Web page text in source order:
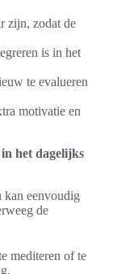
zijn, zodat de
is in het
te evalueren
motivatie en
het dagelijks
kan eenvoudig
de
mediteren of te